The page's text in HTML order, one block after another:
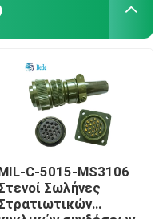
C-5015-MS3106
Σωλήνες